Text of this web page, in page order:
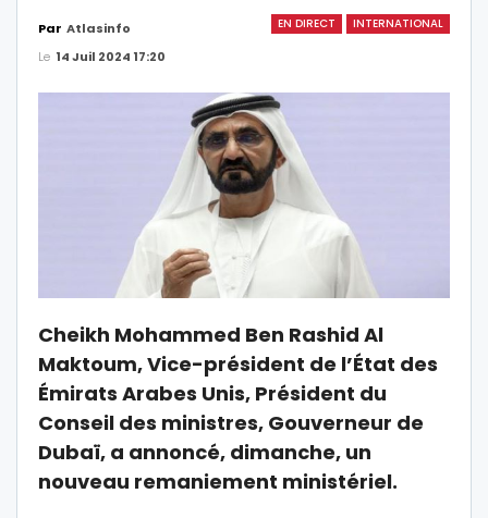
EN DIRECT INTERNATIONAL
Par Atlasinfo
Le 14 Juil 2024 17:20
Cheikh Mohammed Ben Rashid Al
Maktoum, Vice-président de l’État des
Émirats Arabes Unis, Président du
Conseil des ministres, Gouverneur de
Dubaï, a annoncé, dimanche, un
nouveau remaniement ministériel.